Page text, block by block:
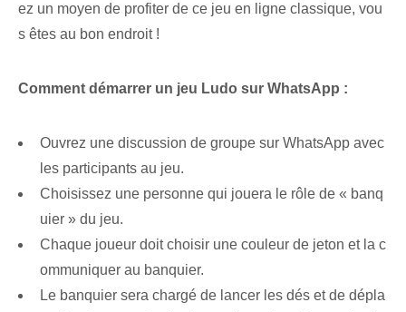
ez un moyen de profiter de ce jeu en ligne classique, vou
s êtes au bon endroit !
Comment démarrer un jeu Ludo sur WhatsApp :
Ouvrez une discussion de groupe sur WhatsApp avec
les participants au jeu.
Choisissez ⁢une personne qui jouera le rôle de « banq
uier » ⁣du jeu.
Chaque joueur doit choisir une couleur de jeton et la c
ommuniquer au banquier.
Le banquier sera chargé de lancer les dés et de dépla